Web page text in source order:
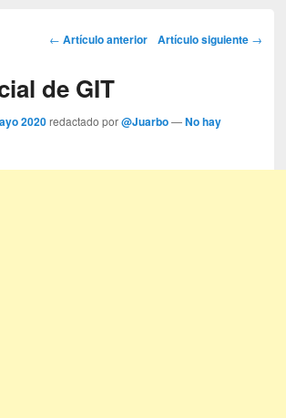
Post navigation
← Artículo anterior Artículo siguiente →
de GIT
2020 redactado por@Juarbo —No hay